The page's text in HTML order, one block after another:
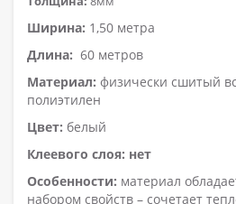
Ширина: 1,50 метра
Длина: 60 метров
Материал: физически сшитый
полиэтилен
Цвет: белый
Клеевого слоя: нет
Особенности: материал
набором свойств – сочетает